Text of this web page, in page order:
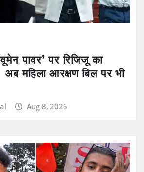
पावर’ पर रिजिजू का
महिला आरक्षण बिल पर भी
Aug 8, 2026